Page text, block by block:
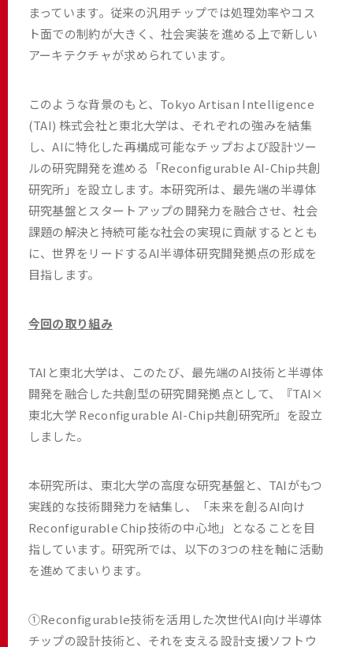
まっています。従来の汎用チップでは処理効率やコス
ト面での制約が大きく、社会実装を進める上で新しい
アーキテクチャが求められています。
このような背景のもと、Tokyo Artisan Intelligence
(TAI) 株式会社と東北大学は、それぞれの強みを結集
し、AIに特化した再構成可能なチップおよび設計ツー
ルの研究開発を進める「Reconfigurable AI-Chip共創
研究所」を設立します。本研究所は、最先端の半導体
研究基盤とスタートアップの開発力を融合させ、社会
課題の解決と持続可能な社会の実現に貢献するととも
に、世界をリードするAI半導体研究開発拠点の形成を
目指します。
今回の取り組み
TAIと東北大学は、このたび、最先端のAI技術と半導体
開発を融合した共創型の研究開発拠点として、『TAI×
東北大学 Reconfigurable AI-Chip共創研究所』を設立
しました。
本研究所は、東北大学の高度な研究基盤と、TAIがもつ
実践的な技術開発力を結集し、「未来を創るAI向け
Reconfigurable Chip技術の中心地」となることを目
指しています。研究所では、以下の3つの柱を軸に活動
を進めてまいります。
①Reconfigurable技術を活用した次世代AI向け半導体
チップの設計技術と、それを支える設計支援ソフトウ